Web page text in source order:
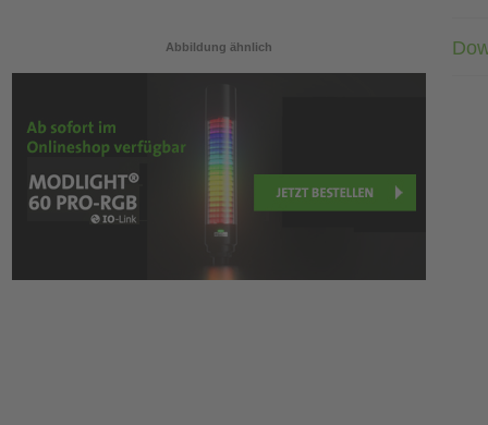
Abbildung ähnlich